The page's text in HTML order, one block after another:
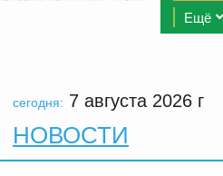
Ещё
сегодня: 7 августа 2026 г
НОВОСТИ